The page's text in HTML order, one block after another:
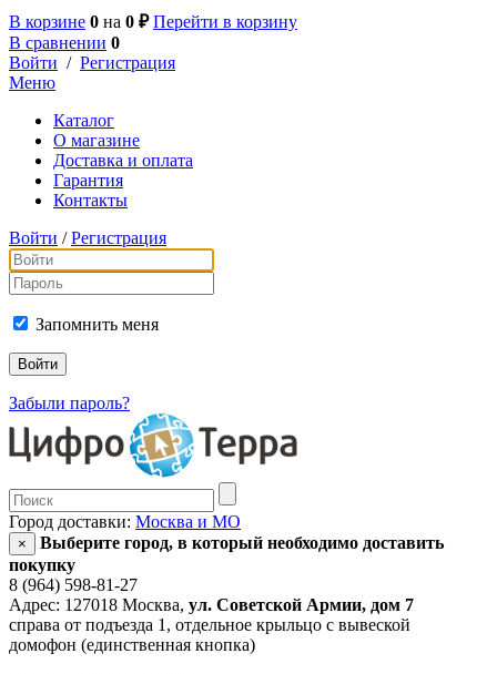
В корзине 0 на 0 ₽ Перейти в корзину
В сравнении 0
Войти / Регистрация
Меню
Каталог
О магазине
Доставка и оплата
Гарантия
Контакты
Войти / Регистрация
Запомнить меня
Забыли пароль?
Город доставки: Москва и МО
×
Выберите город, в который необходимо доставить
покупку
8 (964) 598-81-27
Адрес: 127018 Москва, ул. Советской Армии, дом 7
справа от подъезда 1, отдельное крыльцо с вывеской
домофон (единственная кнопка)